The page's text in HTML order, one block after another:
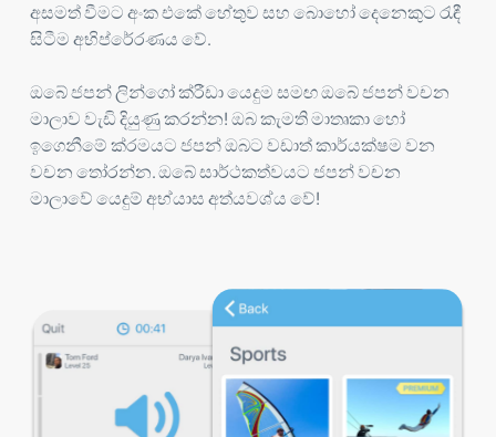
අසමත් වීමට අංක එකේ හේතුව සහ බොහෝ දෙනෙකුට රැඳී
සිටීම අභිප්රේරණය වේ.
ඔබේ ජපන් ලින්ගෝ ක්රීඩා යෙදුම සමඟ ඔබේ ජපන් වචන
මාලාව වැඩි දියුණු කරන්න! ඔබ කැමති මාතෘකා හෝ
ඉගෙනීමේ ක්රමයට ජපන් ඔබට වඩාත් කාර්යක්ෂම වන
වචන තෝරන්න. ඔබේ සාර්ථකත්වයට ජපන් වචන
මාලාවේ යෙදුම් අභ්යාස අත්යවශ්ය වේ!